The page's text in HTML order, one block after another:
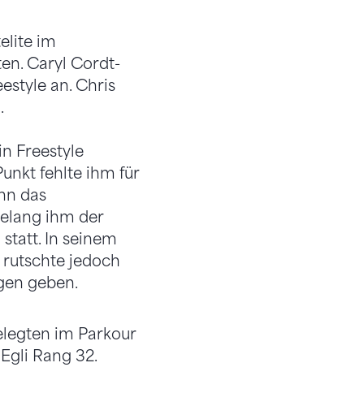
im
Caryl Cordt-
an. Chris
Freestyle
fehlte ihm für
das
ihm der
In seinem
jedoch
geben.
im Parkour
Rang 32.